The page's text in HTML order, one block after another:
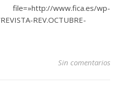
www.fica.es/wp-
REV.OCTUBRE-
Sin comentarios